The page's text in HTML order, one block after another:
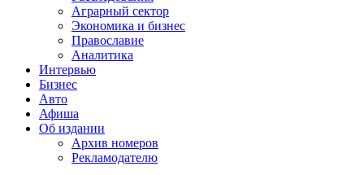
Аграрный сектор
Экономика и бизнес
Православие
Аналитика
Интервью
Бизнес
Авто
Афиша
Об издании
Архив номеров
Рекламодателю